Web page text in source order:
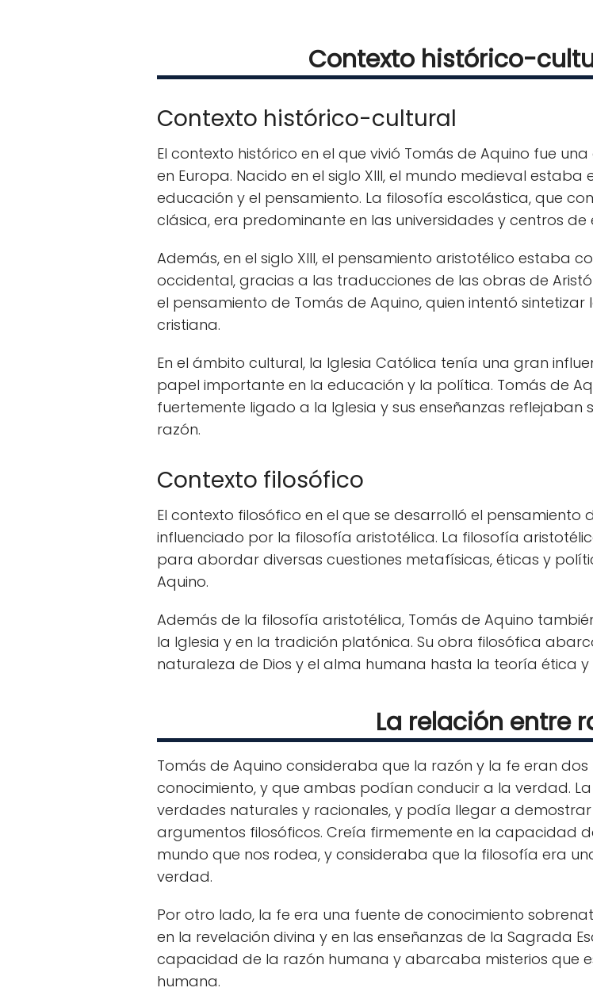
Contexto histórico-
Contexto histórico-cultural
El contexto histórico en el que vivió Tomás de Aquino fue
en Europa. Nacido en el siglo XIII, el mundo medieval
educación y el pensamiento. La filosofía escolástica, que
clásica, era predominante en las universidades y centros de
Además, en el siglo XIII, el pensamiento aristotélico estaba
occidental, gracias a las traducciones de las obras de
el pensamiento de Tomás de Aquino, quien intentó
cristiana.
En el ámbito cultural, la Iglesia Católica tenía una gran
papel importante en la educación y la política. Tomás de
fuertemente ligado a la Iglesia y sus enseñanzas
razón.
Contexto filosófico
El contexto filosófico en el que se desarrolló el
influenciado por la filosofía aristotélica. La filosofía
para abordar diversas cuestiones metafísicas, éticas y
Aquino.
Además de la filosofía aristotélica, Tomás de Aquino
la Iglesia y en la tradición platónica. Su obra filosófica
naturaleza de Dios y el alma humana hasta la teoría ética y
La relación entre
Tomás de Aquino consideraba que la razón y la fe eran
conocimiento, y que ambas podían conducir a la verdad.
verdades naturales y racionales, y podía llegar a
argumentos filosóficos. Creía firmemente en la capacidad
mundo que nos rodea, y consideraba que la filosofía era
verdad.
Por otro lado, la fe era una fuente de conocimiento
en la revelación divina y en las enseñanzas de la Sagrada
capacidad de la razón humana y abarcaba misterios que
humana.